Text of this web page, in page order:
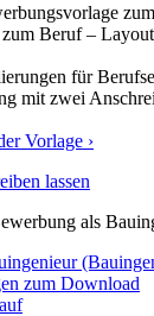
Beruf –
für
mit zwei
Vorlage ›
als
zum Download